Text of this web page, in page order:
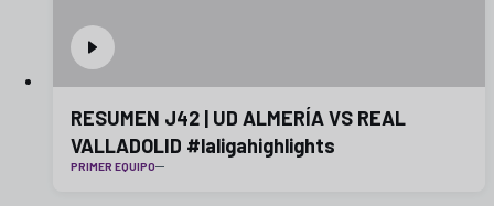
RESUMEN J42 | UD ALMERÍA VS REAL
VALLADOLID #laligahighlights
PRIMER EQUIPO